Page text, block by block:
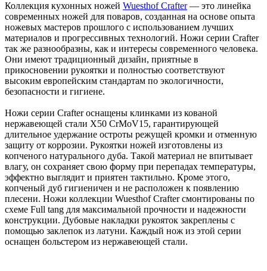
Коллекция кухонных ножей Wuesthof Crafter— это линейка
современных ножей для поваров, созданная на основе опыта
ножевых мастеров прошлого с использованием лучших
материалов и прогрессивных технологий. Ножи серии Crafter
так же разнообразны, как и интересы современного человека.
Они имеют традиционный дизайн, приятные в
прикосновении рукоятки и полностью соответствуют
высоким европейским стандартам по экологичности,
безопасности и гигиене.
Ножи серии Crafter оснащены клинками из кованой
нержавеющей стали X50 CrMoV15, гарантирующей
длительное удержание остроты режущей кромки и отменную
защиту от коррозии. Рукоятки ножей изготовлены из
копченого натурального дуба. Такой материал не впитывает
влагу, он сохраняет свою форму при перепадах температуры,
эффектно выглядит и приятен тактильно. Кроме этого,
копченый дуб гигиеничен и не расположен к появлению
плесени. Ножи коллекции Wuesthof Crafter смонтированы по
схеме Full tang для максимальной прочности и надежности
конструкции. Дубовые накладки рукояток закреплены с
помощью заклепок из латуни. Каждый нож из этой серии
оснащен больстером из нержавеющей стали.